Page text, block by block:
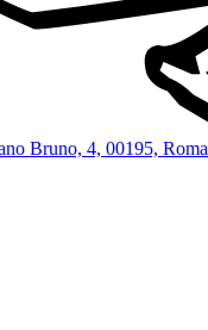
Bruno, 4, 00195, Roma